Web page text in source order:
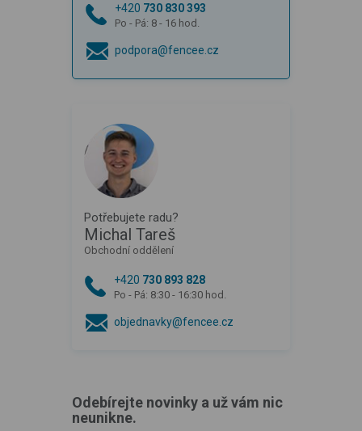
+420 730 830 393
Po - Pá: 8 - 16 hod.
podpora@fencee.cz
Potřebujete radu?
Michal Tareš
Obchodní oddělení
+420 730 893 828
Po - Pá: 8:30 - 16:30 hod.
objednavky@fencee.cz
Odebírejte novinky a už vám nic
neunikne.